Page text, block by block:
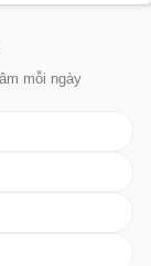
mỗi ngày